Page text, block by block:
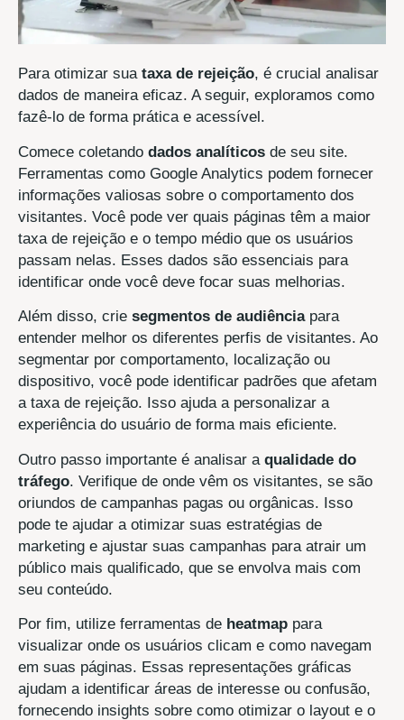
Para otimizar sua taxa de rejeição, é crucial analisar
dados de maneira eficaz. A seguir, exploramos como
fazê-lo de forma prática e acessível.
Comece coletando dados analíticos de seu site.
Ferramentas como Google Analytics podem fornecer
informações valiosas sobre o comportamento dos
visitantes. Você pode ver quais páginas têm a maior
taxa de rejeição e o tempo médio que os usuários
passam nelas. Esses dados são essenciais para
identificar onde você deve focar suas melhorias.
Além disso, crie segmentos de audiênciapara
entender melhor os diferentes perfis de visitantes. Ao
segmentar por comportamento, localização ou
dispositivo, você pode identificar padrões que afetam
a taxa de rejeição. Isso ajuda a personalizar a
experiência do usuário de forma mais eficiente.
Outro passo importante é analisar a qualidade do
tráfego. Verifique de onde vêm os visitantes, se são
oriundos de campanhas pagas ou orgânicas. Isso
pode te ajudar a otimizar suas estratégias de
marketing e ajustar suas campanhas para atrair um
público mais qualificado, que se envolva mais com
seu conteúdo.
Por fim, utilize ferramentas de heatmap para
visualizar onde os usuários clicam e como navegam
em suas páginas. Essas representações gráficas
ajudam a identificar áreas de interesse ou confusão,
fornecendo insights sobre como otimizar o layout e o